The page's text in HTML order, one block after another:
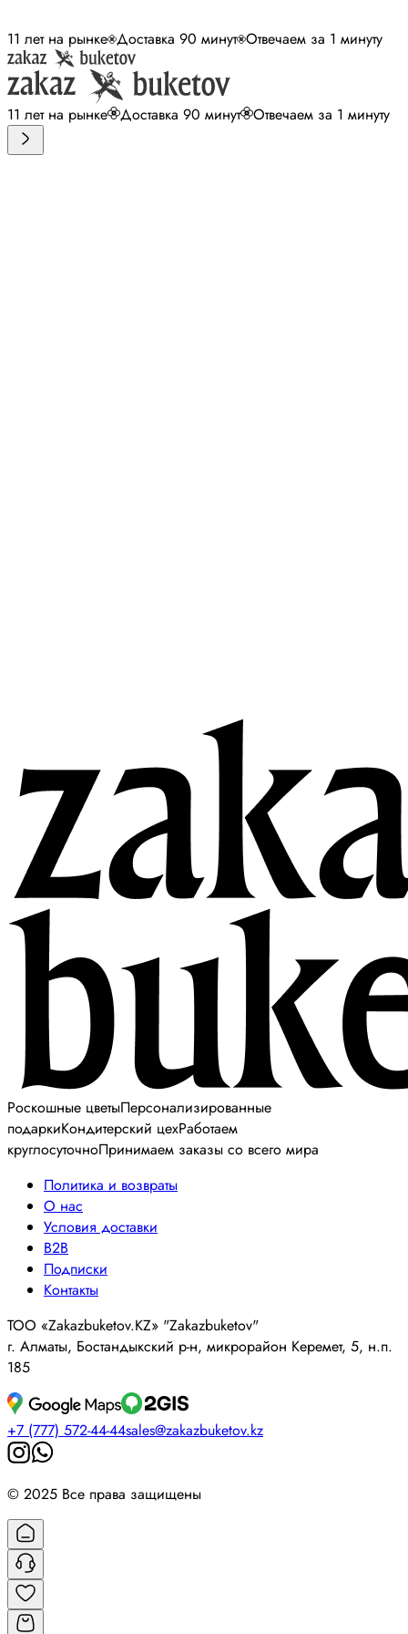
11 лет на рынке Доставка 90 минут Отвечаем за 1 минуту
11 лет на рынке Доставка 90 минут Отвечаем за 1 минуту
Роскошные цветыПерсонализированные
подаркиКондитерский цехРаботаем
круглосуточноПринимаем заказы со всего мира
Политика и возвраты
О нас
Условия доставки
B2B
Подписки
Контакты
ТОО «Zakazbuketov.KZ» "Zakazbuketov"
г. Алматы, Бостандыкский р-н, микрорайон Керемет, 5, н.п.
185
+7 (777) 572-44-44sales@zakazbuketov.kz
© 2025 Все права защищены